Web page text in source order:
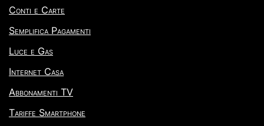
Conti e Carte
Semplifica Pagamenti
Luce e Gas
Internet Casa
Abbonamenti TV
Tariffe Smartphone